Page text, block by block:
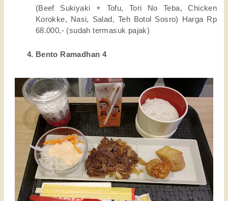
(Beef Sukiyaki + Tofu, Tori No Teba, Chicken
Korokke, Nasi, Salad, Teh Botol Sosro) Harga Rp
68.000,- (sudah termasuk pajak)
Bento Ramadhan 4